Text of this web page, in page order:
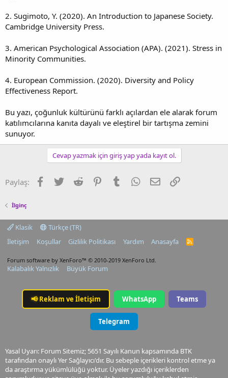
2. Sugimoto, Y. (2020). An Introduction to Japanese Society.
Cambridge University Press.
3. American Psychological Association (APA). (2021). Stress in
Minority Communities.
4. European Commission. (2020). Diversity and Policy
Effectiveness Report.
Bu yazı, çoğunluk kültürünü farklı açılardan ele alarak forum
katılımcılarına kanıta dayalı ve eleştirel bir tartışma zemini
sunuyor.
Cevap yazmak için giriş yap yada kayıt ol.
Paylaş: Facebook
TwitterReddit PinterestTumblrWhatsApp
E-postaLink
İlginç
Klasik
Türkçe (TR)
İletişim
Koşullar Gizlilik Politikası Yardım Anasayfa
R
Forum software by XenForo™ © 2010-2019 XenForo Ltd.
Kalabalık Yalnızlık Büyük Forum
📢Reklam ve İletişim WhatsApp Teams
Telegram
Yasal Uyarı: Forum Sitemiz; 5651 Sayılı Kanun kapsamında BTK
tarafından onaylı Yer Sağlayıcı'dır. Bu sebeple içerikleri kontrol etme ya
da araştırma yükümlülüğü yoktur. Üyeler yazdığı içeriklerden